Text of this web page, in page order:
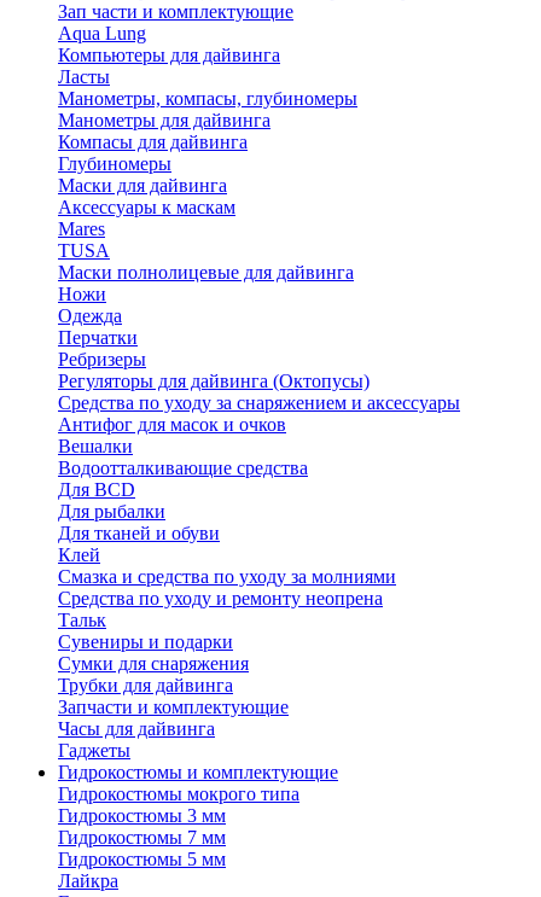
Зап части и комплектующие
Aqua Lung
Компьютеры для дайвинга
Ласты
Манометры, компасы, глубиномеры
Манометры для дайвинга
Компасы для дайвинга
Глубиномеры
Маски для дайвинга
Аксессуары к маскам
Mares
TUSA
Маски полнолицевые для дайвинга
Ножи
Одежда
Перчатки
Ребризеры
Регуляторы для дайвинга (Октопусы)
Средства по уходу за снаряжением и аксессуары
Антифог для масок и очков
Вешалки
Водоотталкивающие средства
Для BCD
Для рыбалки
Для тканей и обуви
Клей
Смазка и средства по уходу за молниями
Средства по уходу и ремонту неопрена
Тальк
Сувениры и подарки
Сумки для снаряжения
Трубки для дайвинга
Запчасти и комплектующие
Часы для дайвинга
Гаджеты
Гидрокостюмы и комплектующие
Гидрокостюмы мокрого типа
Гидрокостюмы 3 мм
Гидрокостюмы 7 мм
Гидрокостюмы 5 мм
Лайкра